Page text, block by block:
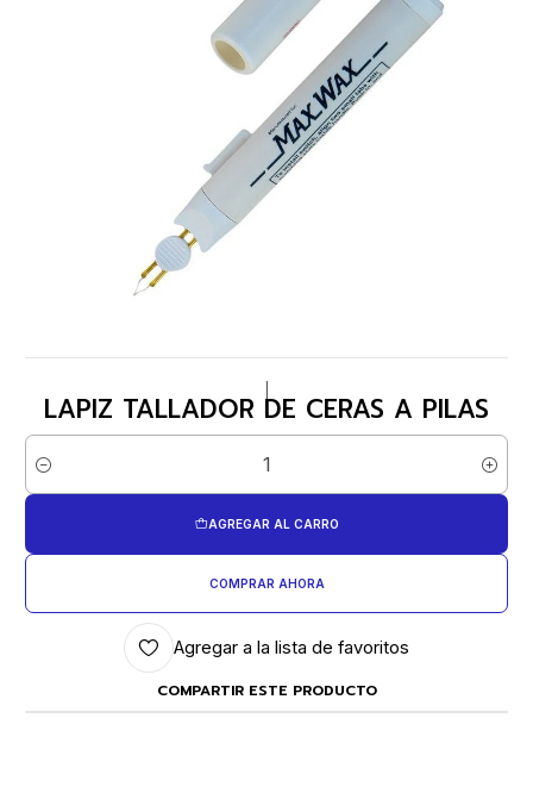
LAPIZ TALLADOR DE CERAS A PILAS
Cantidad
AGREGAR AL CARRO
COMPRAR AHORA
Agregar a la lista de favoritos
COMPARTIR ESTE PRODUCTO